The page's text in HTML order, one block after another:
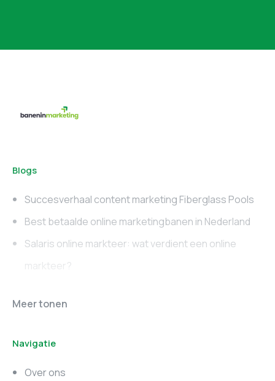
Blogs
Succesverhaal content marketing Fiberglass Pools
Best betaalde online marketingbanen in Nederland
Salaris online markteer: wat verdient een online
markteer?
Online marketing
Marketing vacatures
Zuid-Holland
Meer tonen
Navigatie
Over ons